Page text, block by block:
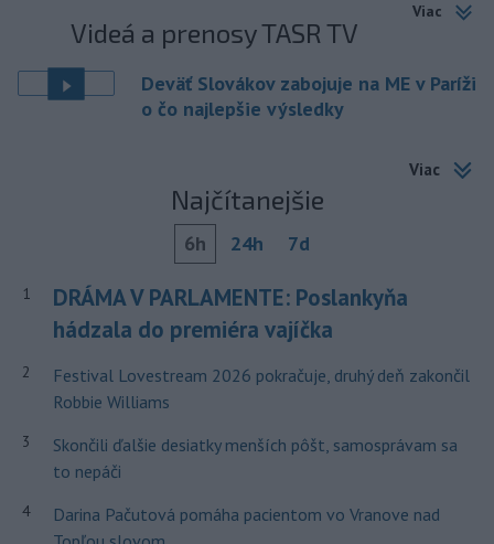
Viac
Videá a prenosy TASR TV
Deväť Slovákov zabojuje na ME v Paríži
o čo najlepšie výsledky
Viac
Najčítanejšie
6h 24h 7d
1
DRÁMA V PARLAMENTE: Poslankyňa
hádzala do premiéra vajíčka
2
Festival Lovestream 2026 pokračuje, druhý deň zakončil
Robbie Williams
3
Skončili ďalšie desiatky menších pôšt, samosprávam sa
to nepáči
4
Darina Pačutová pomáha pacientom vo Vranove nad